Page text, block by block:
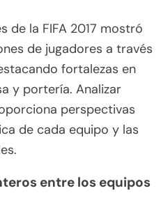
de la FIFA 2017 mostró
de jugadores a través
fortalezas en
y portería. Analizar
perspectivas
de cada equipo y las
entre los equipos